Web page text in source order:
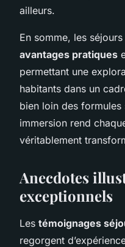
ailleurs.
En somme, les
avantages pratiques
permettant une
habitants dans un
bien loin des formules
immersion rend
véritablement
Anecdotes
exceptionnels
Les témoignages
regorgent